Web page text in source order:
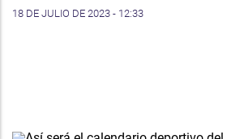
18 DE JULIO DE 2023 - 12:33